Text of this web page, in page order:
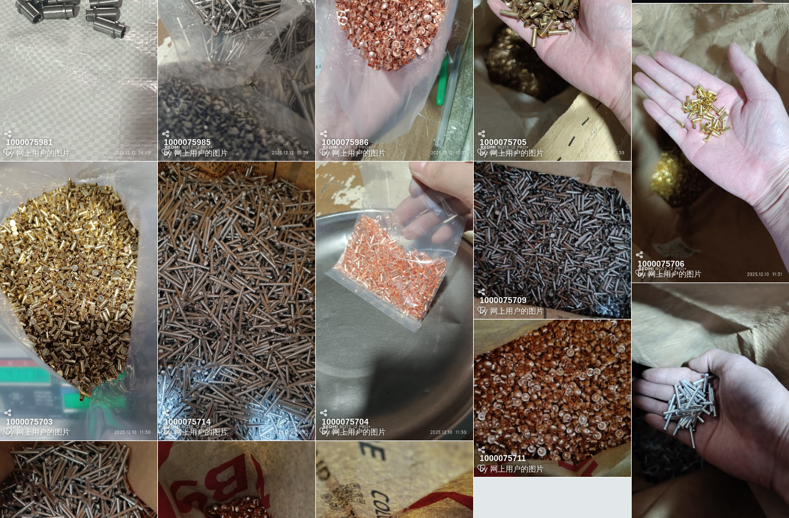
1000075981
by网上用户的图片
1000075985
by网上用户的图片
1000075986
by网上用户的图片
1000075705
by网上用户的图片
1000075706
by网上用户的图片
1000075703
by网上用户的图片
1000075714
by网上用户的图片
1000075704
by网上用户的图片
1000075709
by 网上用户的图片
1000075711
by 网上用户的图片